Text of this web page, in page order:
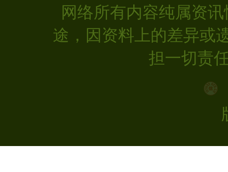
网络所有内容纯属资
途，因资料上的差异或
担一切责